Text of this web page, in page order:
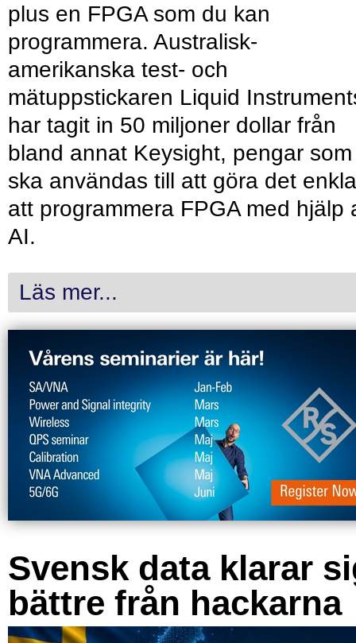
plus en FPGA som du kan
programmera. Australisk-
amerikanska test- och
mätuppstickaren Liquid
har tagit in 50 miljoner dollar från
bland annat Keysight, pengar som
ska användas till att göra det
att programmera FPGA med hjälp
AI.
Läs mer...
Svensk data klarar
bättre från hackarna